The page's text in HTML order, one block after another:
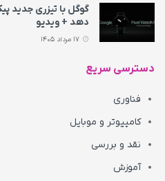
دهد + ویدیو
دسترسی سریع
فناوری
کامپیوتر و موبایل
نقد و بررسی
آموزش